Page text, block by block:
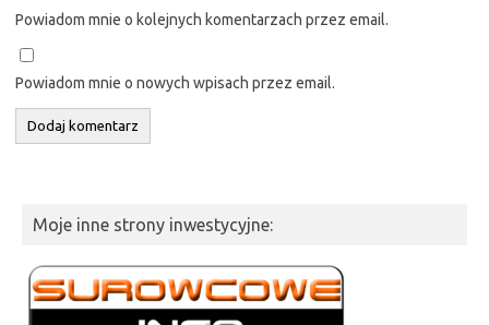
Powiadom mnie o kolejnych komentarzach przez email.
Powiadom mnie o nowych wpisach przez email.
Moje inne strony inwestycyjne: